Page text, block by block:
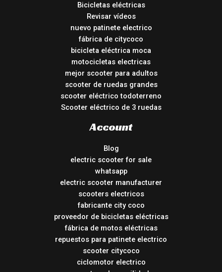
Bicicletas eléctricas
Revisar vídeos
nuevo patinete electrico
fábrica de citycoco
bicicleta eléctrica moca
motocicletas electricas
mejor scooter para adultos
scooter de ruedas grandes
scooter eléctrico todoterreno
Scooter eléctrico de 3 ruedas
Account
Blog
electric scooter for sale
whatsapp
electric scooter manufacturer
scooters electricos
fabricante city coco
proveedor de bicicletas eléctricas
fábrica de motos eléctricas
repuestos para patinete electrico
scooter citycoco
ciclomotor electrico